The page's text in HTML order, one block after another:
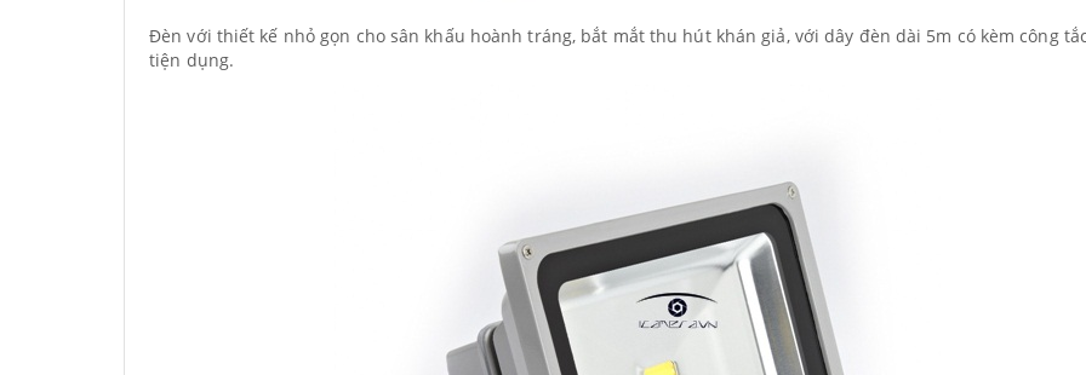
Đèn với thiết kế nhỏ gọn cho sân khấu hoành tráng, bắt mắt thu hút khán giả, với dây đèn dài 5m có kèm công
tiện dụng.